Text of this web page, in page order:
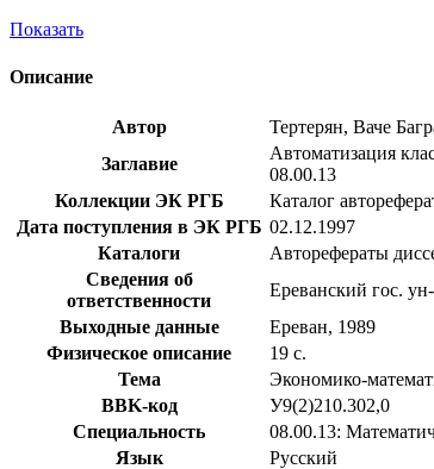
Показать
Описание
Автор
Тертерян, Ваче
Заглавие
Автоматизация
08.00.13
Коллекции ЭК РГБ
Каталог
Дата поступления в ЭК РГБ 02.12.1997
Каталоги
Авторефераты
Сведения об
ответственности
Ереванский гос.
Выходные данные
Ереван, 1989
Физическое описание
19 с.
Тема
Экономико-
BBK-код
У9(2)210.302,0
Специальность
08.00.13:
Язык
Русский